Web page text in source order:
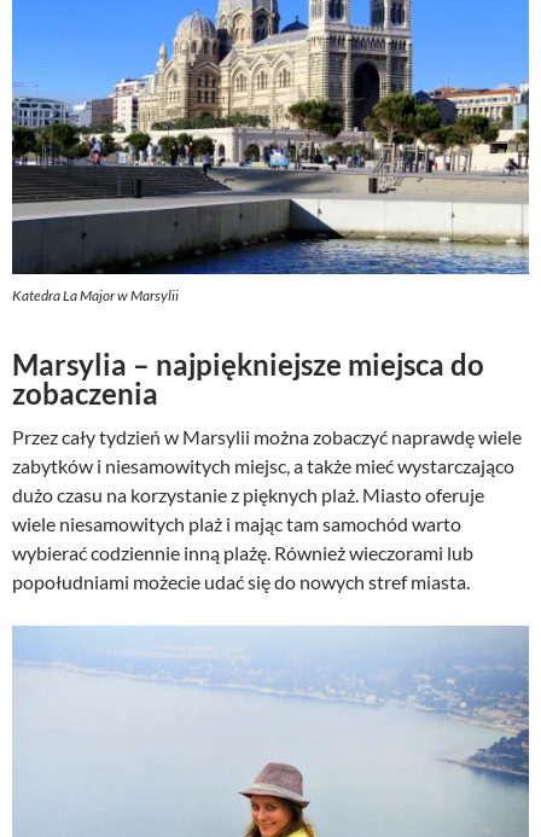
Katedra La Major w Marsylii
Marsylia – najpiękniejsze miejsca do
zobaczenia
Przez cały tydzień w Marsylii można zobaczyć naprawdę wiele
zabytków i niesamowitych miejsc, a także mieć wystarczająco
dużo czasu na korzystanie z pięknych plaż. Miasto oferuje
wiele niesamowitych plaż i mając tam samochód warto
wybierać codziennie inną plażę. Również wieczorami lub
popołudniami możecie udać się do nowych stref miasta.